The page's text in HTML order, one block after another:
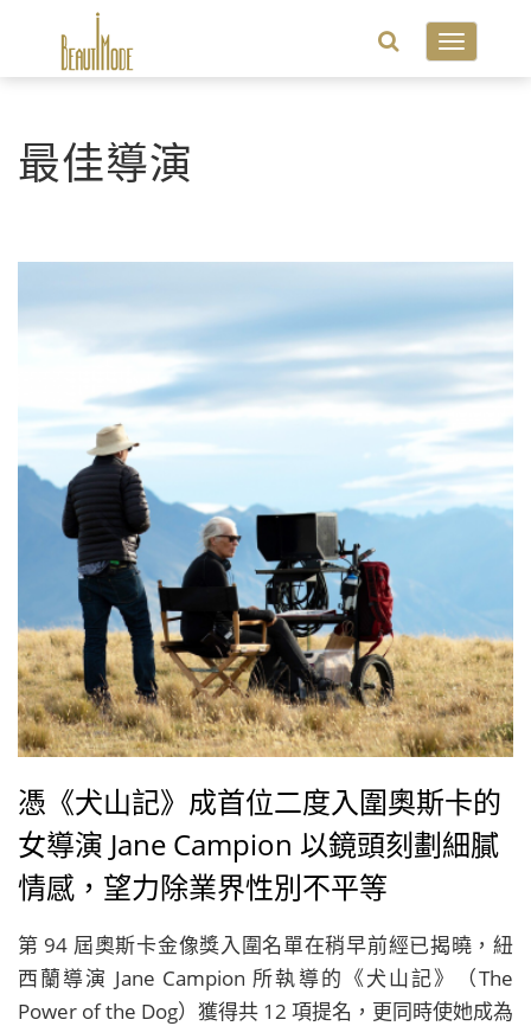
Toggle
最佳導演
憑《犬山記》成首位二度入圍奧斯卡的
女導演 Jane Campion 以鏡頭刻劃細膩
情感，望力除業界性別不平等
第 94 屆奧斯卡金像獎入圍名單在稍早前經已揭曉，紐
西蘭導演 Jane Campion 所執導的《犬山記》（The
Power of the Dog）獲得共 12 項提名，更同時使她成為